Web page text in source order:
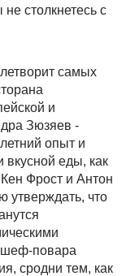
не столкнетесь с
самых
и
Зюзяев -
опыт и
вкусной еды, как
Фрост и Антон
утверждать, что
шеф-повара
сродни тем, как